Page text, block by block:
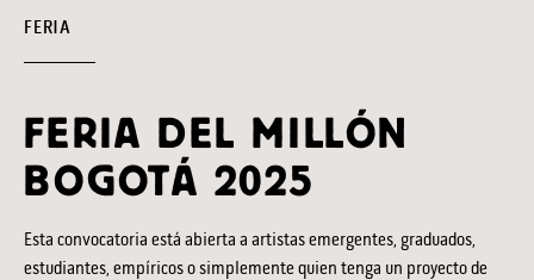
FERIA
FERIA DEL MILLÓN
BOGOTÁ 2025
Esta convocatoria está abierta a artistas emergentes, graduados,
estudiantes, empíricos o simplemente quien tenga un proyecto de